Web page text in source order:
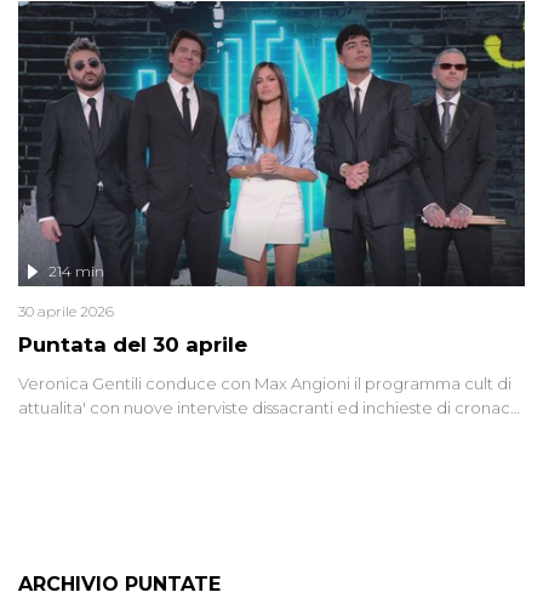
di settore - su quanto la guerra sia diventata una realtà pervasiva.
Anche se l'Italia non è direttamente coinvolta in conflitti armati, il
contesto globale rende impossibile considerarla un fenomeno
lontano.
Puntata del 30 aprile
214 min
30 aprile 2026
Veronica Gentili conduce con Max Angioni il programma cult di
attualita' con nuove interviste dissacranti ed inchieste di cronaca
ARCHIVIO PUNTATE